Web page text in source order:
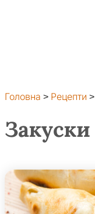
Головна > Рецепти >
Закуски